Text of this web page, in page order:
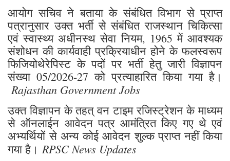
आयोग सचिव ने बताया के संबंधित विभाग से प्राप्त
पत्रानुसार उक्त भर्ती से संबंधित राजस्थान चिकित्सा
एवं स्वास्थ्य अधीनस्थ सेवा नियम, 1965 में आवश्यक
संशोधन की कार्यवाही प्रक्रियाधीन होने के फलस्वरूप
फिजियोथेरेपिस्ट के पदों पर भर्ती हेतु जारी विज्ञापन
संख्या 05/2026-27 को प्रत्याहारित किया गया है।
Rajasthan Government Jobs
उक्त विज्ञापन के तहत् वन टाइम रजिस्ट्रेशन के माध्यम
से ऑनलाईन आवेदन पत्र आमंत्रित किए गए थे एवं
अभ्यर्थियों से अन्य कोई आवेदन शुल्क प्राप्त नहीं किया
गया है। RPSC News Updates